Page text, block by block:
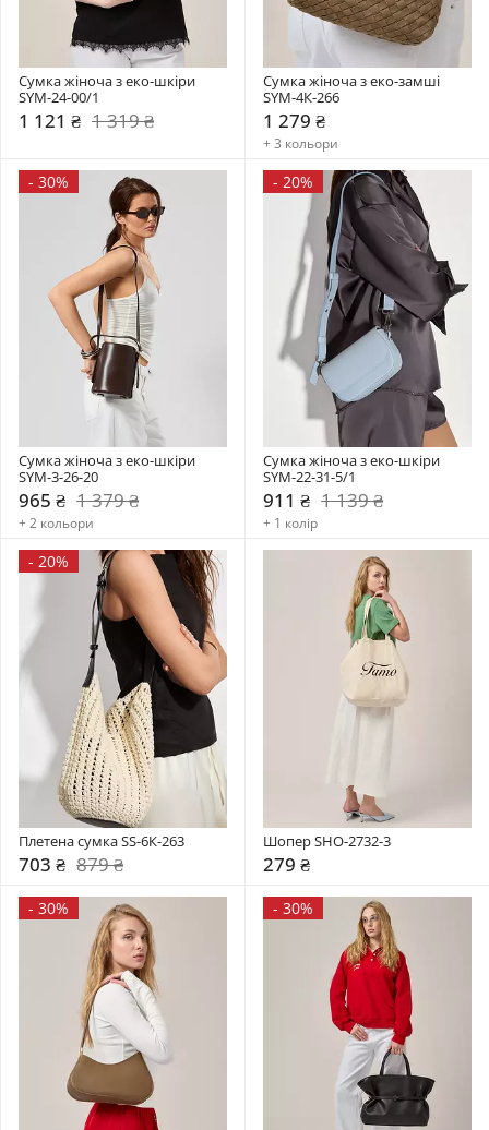
Сумка жіноча з еко-шкіри
SYM-24-00/1
1 121 ₴ 1 319 ₴
Сумка жіноча з еко-замші
SYM-4К-266
1 279 ₴
+ 3 кольори
- 30%
Сумка жіноча з еко-шкіри
SYM-3-26-20
965 ₴ 1 379 ₴
+ 2 кольори
- 20%
Сумка жіноча з еко-шкіри
SYM-22-31-5/1
911 ₴ 1 139 ₴
+ 1 колір
- 20%
Плетена сумка SS-6К-263
703 ₴ 879 ₴
Шопер SHO-2732-3
279 ₴
- 30% - 30%